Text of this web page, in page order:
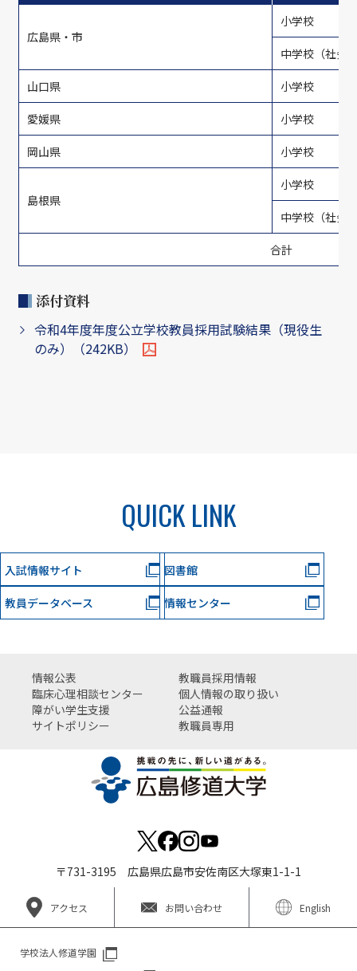
広島県・市
小学校
中学校（社会
山口県 小学校
愛媛県 小学校
岡山県 小学校
島根県
小学校
中学校（社会
合計
添付資料
令和4年度年度公立学校教員採用試験結果（現役生
のみ）（242KB）
QUICK LINK
入試情報サイト 図書館
教員データベース 情報センター
情報公表
教職員採用情報
臨床心理相談センター
個人情報の取り扱い
障がい学生支援
公益通報
サイトポリシー
教職員専用
〒731-3195 広島県広島市安佐南区大塚東1-1-1
アクセス お問い合わせ English
学校法人修道学園